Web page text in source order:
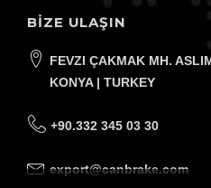
E-BÜLTENE ABONE
BİZE ULAŞIN
FEVZI ÇAKMAK MH.
KONYA | TURKEY
+90.332 345 03 30
export@canbrake.com